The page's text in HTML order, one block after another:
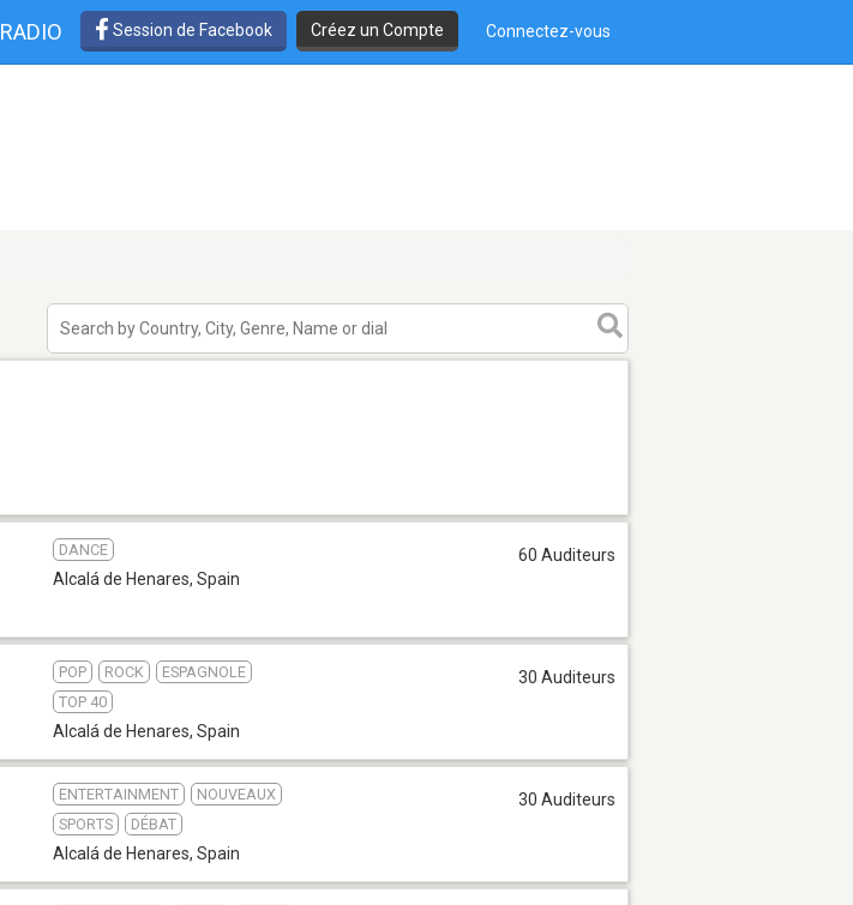
RADIO Session de Facebook Créez un Compte Connectez-vous
DANCE
Alcalá de Henares, Spain
60 Auditeurs
POP ROCK
ESPAGNOLE
TOP 40
Alcalá de Henares, Spain
30 Auditeurs
ENTERTAINMENT
NOUVEAUX
SPORTS
DÉBAT
Alcalá de Henares, Spain
30 Auditeurs